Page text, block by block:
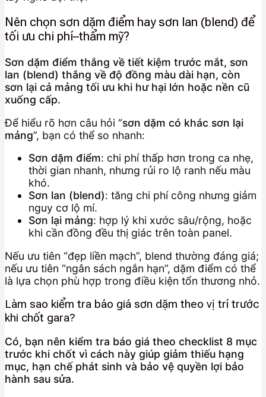
Nên chọn sơn dặm điểm hay sơn lan (blend) để
tối ưu chi phí–thẩm mỹ?
Sơn dặm điểm thắng về tiết kiệm trước mắt, sơn
lan (blend) thắng về độ đồng màu dài hạn, còn
sơn lại cả mảng tối ưu khi hư hại lớn hoặc nền cũ
xuống cấp.
Để hiểu rõ hơn câu hỏi “sơn dặm có khác sơn lại
mảng”, bạn có thể so nhanh:
Sơn dặm điểm: chi phí thấp hơn trong ca nhẹ,
thời gian nhanh, nhưng rủi ro lộ ranh nếu màu
khó.
Sơn lan (blend): tăng chi phí công nhưng giảm
nguy cơ lộ mí.
Sơn lại mảng: hợp lý khi xước sâu/rộng, hoặc
khi cần đồng đều thị giác trên toàn panel.
Nếu ưu tiên “đẹp liền mạch”, blend thường đáng giá;
nếu ưu tiên “ngân sách ngắn hạn”, dặm điểm có thể
là lựa chọn phù hợp trong điều kiện tổn thương nhỏ.
Làm sao kiểm tra báo giá sơn dặm theo vị trí trước
khi chốt gara?
Có, bạn nên kiểm tra báo giá theo checklist 8 mục
trước khi chốt vì cách này giúp giảm thiếu hạng
mục, hạn chế phát sinh và bảo vệ quyền lợi bảo
hành sau sửa.